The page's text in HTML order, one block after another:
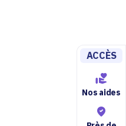
ACCÈS
Nos aides